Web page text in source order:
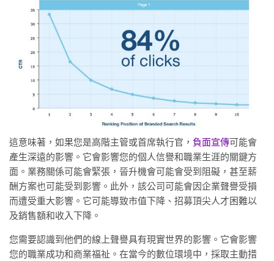
這意味著，如果您是高階主管或首席執行官， 負面宣傳可能會
產生深遠的影響。它會影響您的個人信譽和職業生涯的關鍵方
面。業務關係可能會緊張，晉升機會可能會受到阻礙，甚至薪
酬方案也可能受到影響。此外，該公司可能會因企業聲譽受損
而遭受重大影響。它可能導致市值下降、招募頂尖人才困難以
及銷售額和收入下降。
您需要認識到他們的線上聲譽具有現實世界的影響。它會影響
您的職業成功和商業福祉。在當今的數位環境中，採取主動措